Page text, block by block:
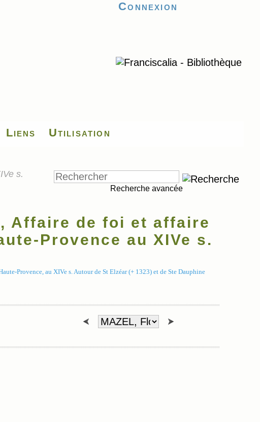
Connexion
Liens Utilisation
s.
Recherche avancée
Affaire de foi et affaire
Provence au XIVe s.
Provence, au XIVe s. Autour de St Elzéar (+ 1323) et de Ste Dauphine